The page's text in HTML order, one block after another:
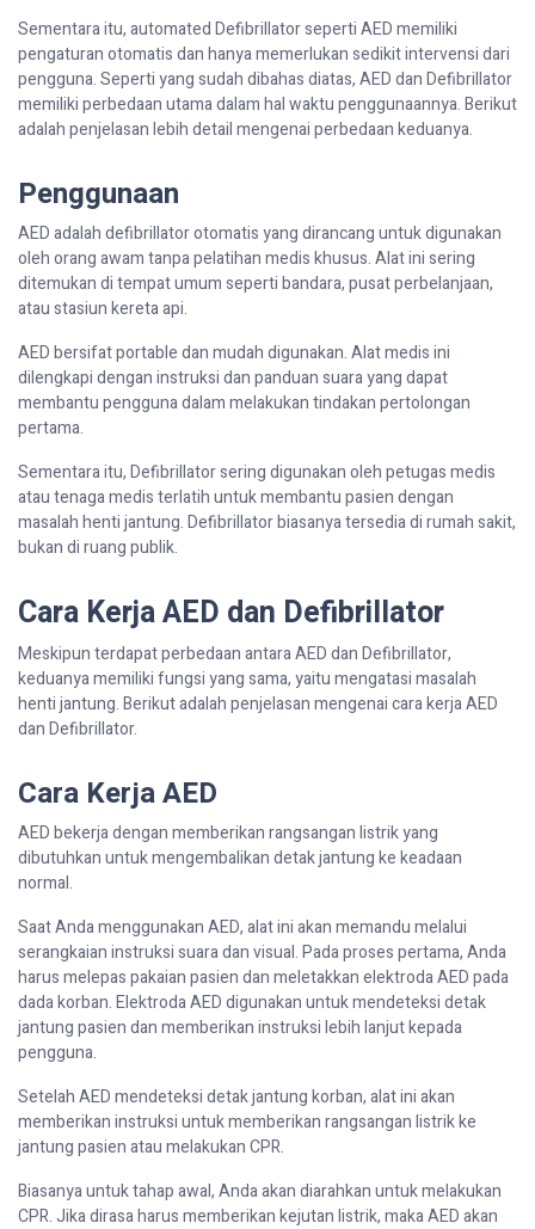
Sementara itu, automated Defibrillator seperti AED memiliki
pengaturan otomatis dan hanya memerlukan sedikit intervensi dari
pengguna. Seperti yang sudah dibahas diatas, AED dan Defibrillator
memiliki perbedaan utama dalam hal waktu penggunaannya. Berikut
adalah penjelasan lebih detail mengenai perbedaan keduanya.
Penggunaan
AED adalah defibrillator otomatis yang dirancang untuk digunakan
oleh orang awam tanpa pelatihan medis khusus. Alat ini sering
ditemukan di tempat umum seperti bandara, pusat perbelanjaan,
atau stasiun kereta api.
AED bersifat portable dan mudah digunakan. Alat medis ini
dilengkapi dengan instruksi dan panduan suara yang dapat
membantu pengguna dalam melakukan tindakan pertolongan
pertama.
Sementara itu, Defibrillator sering digunakan oleh petugas medis
atau tenaga medis terlatih untuk membantu pasien dengan
masalah henti jantung. Defibrillator biasanya tersedia di rumah sakit,
bukan di ruang publik.
Cara Kerja AED dan Defibrillator
Meskipun terdapat perbedaan antara AED dan Defibrillator,
keduanya memiliki fungsi yang sama, yaitu mengatasi masalah
henti jantung. Berikut adalah penjelasan mengenai cara kerja AED
dan Defibrillator.
Cara Kerja AED
AED bekerja dengan memberikan rangsangan listrik yang
dibutuhkan untuk mengembalikan detak jantung ke keadaan
normal.
Saat Anda menggunakan AED, alat ini akan memandu melalui
serangkaian instruksi suara dan visual. Pada proses pertama, Anda
harus melepas pakaian pasien dan meletakkan elektroda AED pada
dada korban. Elektroda AED digunakan untuk mendeteksi detak
jantung pasien dan memberikan instruksi lebih lanjut kepada
pengguna.
Setelah AED mendeteksi detak jantung korban, alat ini akan
memberikan instruksi untuk memberikan rangsangan listrik ke
jantung pasien atau melakukan CPR.
Biasanya untuk tahap awal, Anda akan diarahkan untuk melakukan
CPR. Jika dirasa harus memberikan kejutan listrik, maka AED akan